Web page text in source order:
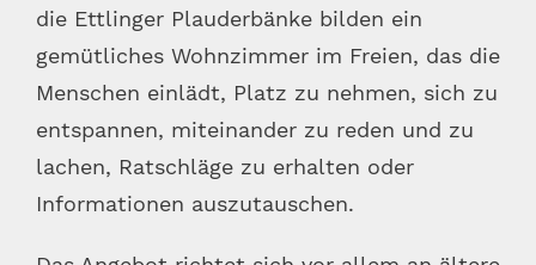
die Ettlinger Plauderbänke bilden ein
gemütliches Wohnzimmer im Freien, das die
Menschen einlädt, Platz zu nehmen, sich zu
entspannen, miteinander zu reden und zu
lachen, Ratschläge zu erhalten oder
Informationen auszutauschen.